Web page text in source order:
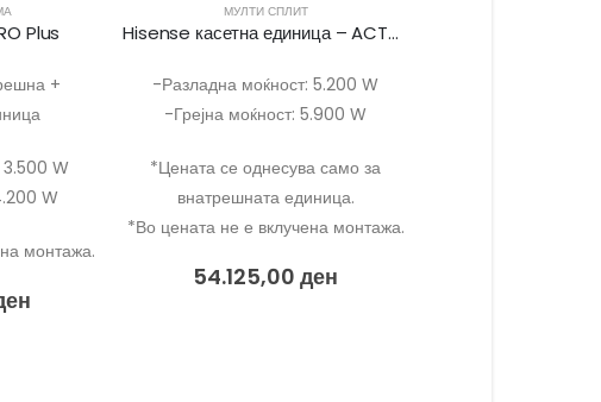
Plus
+
3.500 W
W
монтажа.
МУЛТИ СПЛИТ
Hisense касетна единица – ACT52
-Разладна моќност: 5.200 W
-Грејна моќност: 5.900 W
*Цената се однесува само за
внатрешната единица.
*Во цената не е вклучена монтажа.
54.125,00ден